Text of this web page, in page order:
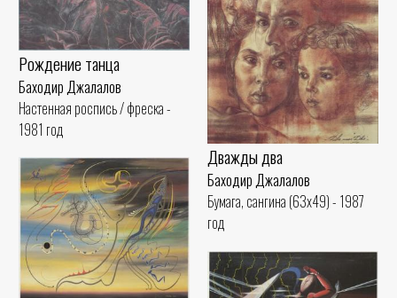
Рождение танца
Баходир Джалалов
Настенная роспись / фреска -
1981 год
Дважды два
Баходир Джалалов
Бумага, сангина (63x49) - 1987
год